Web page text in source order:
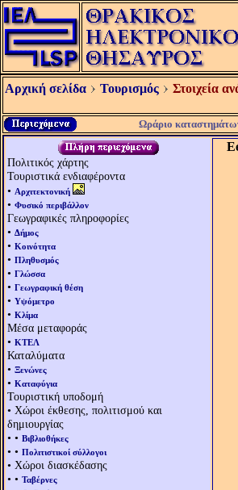
Αρχική σελίδα Τουρισμός Στοιχεία
Ωράριο
Πολιτικός χάρτης
Τουριστικά ενδιαφέροντα
• Αρχιτεκτονική
• Φυσικό περιβάλλον
Γεωγραφικές πληροφορίες
• Δήμος
• Κοινότητα
• Πληθυσμός
• Γλώσσα
• Γεωγραφική θέση
• Υψόμετρο
• Κλίμα
Μέσα μεταφοράς
• ΚΤΕΛ
Καταλύματα
• Ξενώνες
• Καταφύγια
Τουριστική υποδομή
• Χώροι έκθεσης, πολιτισμού και
δημιουργίας
• • Βιβλιοθήκες
• • Πολιτιστικοί σύλλογοι
• Χώροι διασκέδασης
• • Ταβέρνες